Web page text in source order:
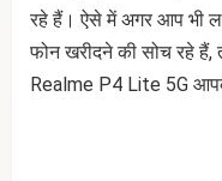
रहे हैं। ऐसे में अगर आप भी
फोन खरीदने की सोच रहे
Realme P4 Lite 5G